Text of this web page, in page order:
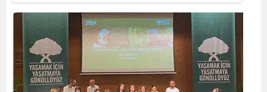
Karabük
Kilis
Osmaniye
Düzce